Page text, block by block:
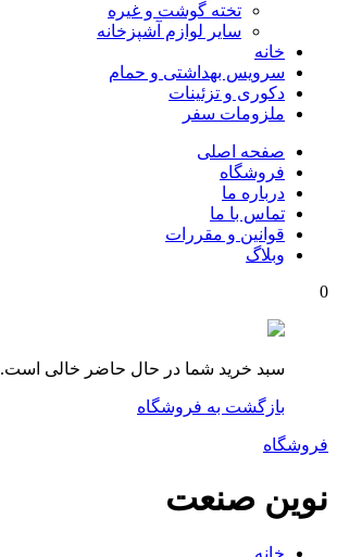
تخته گوشت و غیره
سایر لوازم آشپزخانه
خانه
سرویس بهداشتی و حمام
دکوری و تزئینات
ملزومات سفر
صفحه اصلی
فروشگاه
درباره ما
تماس با ما
قوانین و مقررات
وبلاگ
0
سبد خرید شما در حال حاضر خالی است.
بازگشت به فروشگاه
فروشگاه
نوین صنعت
خانه